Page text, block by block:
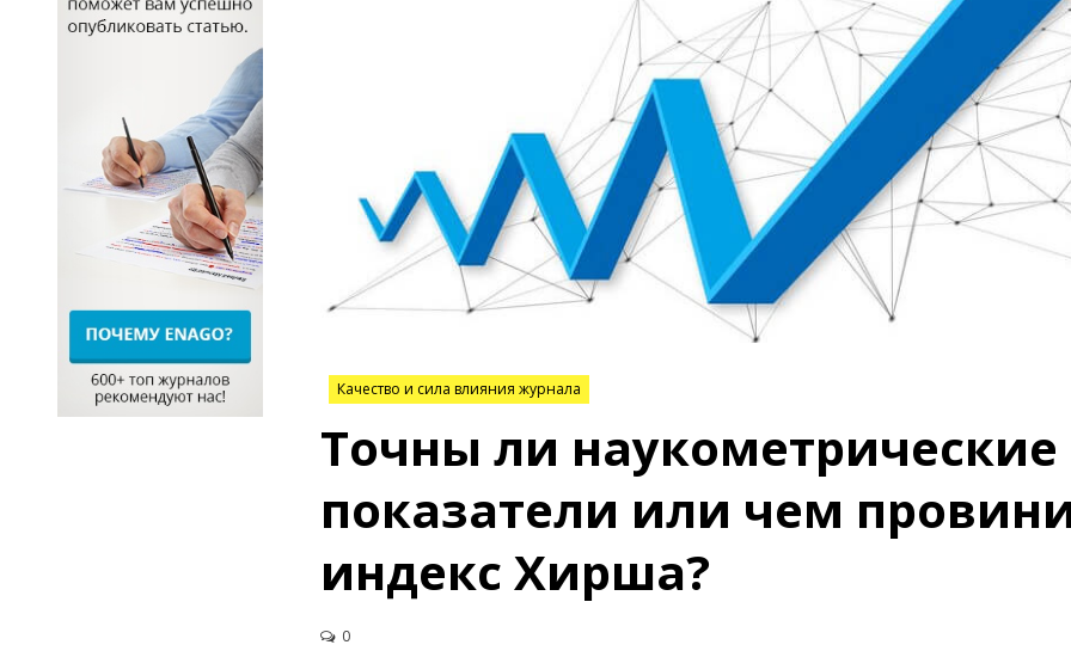
Качество и сила влияния журнала
Точны ли наукометрические
показатели или чем
индекс Хирша?
0